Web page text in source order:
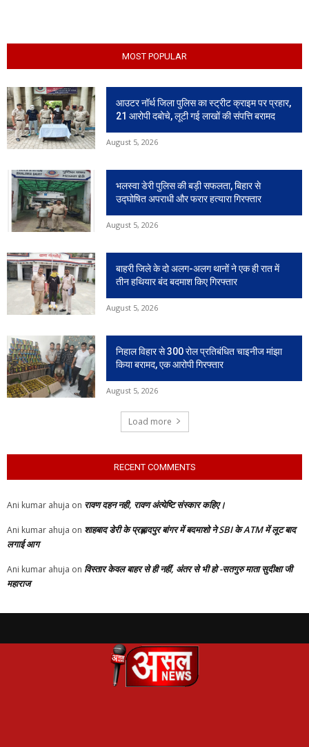
MOST POPULAR
आउटर नॉर्थ जिला पुलिस का स्ट्रीट क्राइम पर प्रहार,
21 आरोपी दबोचे, लूटी गई लाखों की संपत्ति बरामद
August 5, 2026
भलस्वा डेरी पुलिस की बड़ी सफलता, बिहार से
उद्घोषित अपराधी और फरार हत्यारा गिरफ्तार
August 5, 2026
बाहरी जिले के दो अलग-अलग थानों ने एक ही रात में
तीन हथियार बंद बदमाश किए गिरफ्तार
August 5, 2026
निहाल विहार से 300 रोल प्रतिबंधित चाइनीज मांझा
किया बरामद, एक आरोपी गिरफ्तार
August 5, 2026
Load more
RECENT COMMENTS
Ani kumar ahuja on रावण दहन नही, रावण अंत्येष्टि संस्कार कहिए।
Ani kumar ahuja on शाहबाद डेरी के प्रह्लादपुर बांगर में बदमाशो ने SBI के ATM में लूट बाद
लगाई आग
Ani kumar ahuja on विस्तार केवल बाहर से ही नहीं, अंतर से भी हो -सतगुरु माता सुदीक्षा जी
महाराज